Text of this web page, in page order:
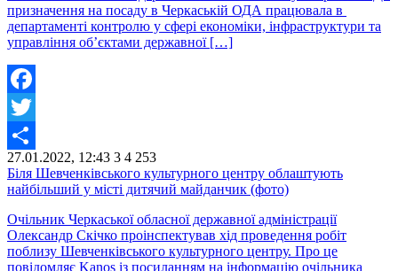
призначення на посаду в Черкаській ОДА працювала в
департаменті контролю у сфері економіки, інфраструктури та
управління об’єктами державної […]
Facebook
Twitter
Share
27.01.2022, 12:43 3 4 253
Біля Шевченківського культурного центру облаштують
найбільший у місті дитячий майданчик (фото)
Очільник Черкаської обласної державної адміністрації
Олександр Скічко проінспектував хід проведення робіт
поблизу Шевченківського культурного центру. Про це
повідомляє Kanos із посиланням на інформацію очільника